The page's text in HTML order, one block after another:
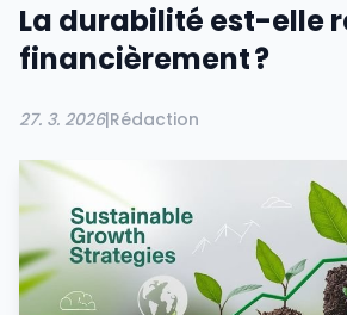
La durabilité est-elle
financièrement ?
27. 3. 2026|Rédaction